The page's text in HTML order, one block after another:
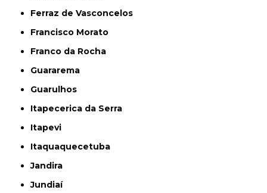
Ferraz de Vasconcelos
Francisco Morato
Franco da Rocha
Guararema
Guarulhos
Itapecerica da Serra
Itapevi
Itaquaquecetuba
Jandira
Jundiaí